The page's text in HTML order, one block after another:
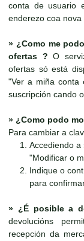
conta de usuario
enderezo coa
» ¿Como me
ofertas ? O
ofertas só está
"Ver a miña conta
suscripción cando
» ¿Como podo
Para cambiar a
Accediendo a
"Modificar o
Indique o
para
» ¿É posible a
devolucións
recepción da